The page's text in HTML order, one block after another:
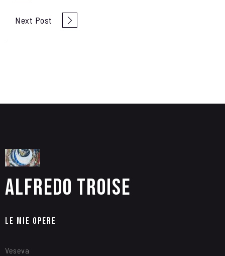
Next Post
Alfredo Troise
Le Mie Opere
Veseva